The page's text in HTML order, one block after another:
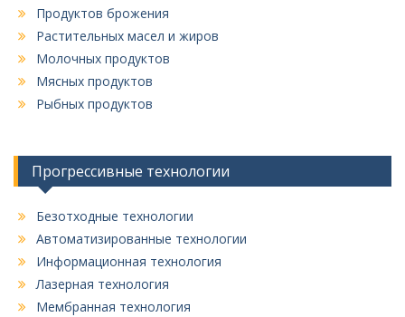
Продуктов брожения
Растительных масел и жиров
Молочных продуктов
Мясных продуктов
Рыбных продуктов
Прогрессивные технологии
Безотходные технологии
Автоматизированные технологии
Информационная технология
Лазерная технология
Мембранная технология